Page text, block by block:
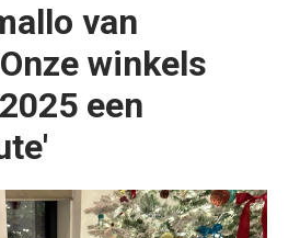
van
winkels
een